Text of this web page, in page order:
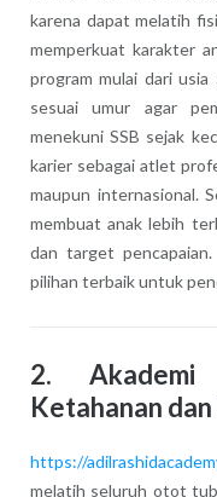
karena dapat melatih
memperkuat karakter
program mulai dari
sesuai umur agar
menekuni SSB sejak
karier sebagai atlet
maupun internasional.
membuat anak lebih
dan target
pilihan terbaik untuk
2.
Ketahanan dan
https://
melatih seluruh otot